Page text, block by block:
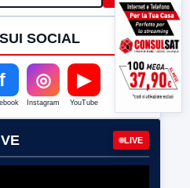
SOCIAL
f ◎
Instagram
▶
YouTube
LIVE